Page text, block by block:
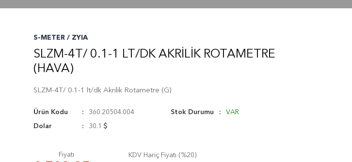
S-METER / ZYIA
SLZM-4T/ 0.1-1 LT/DK AKRILIK ROTAMETRE
(HAVA)
SLZM-4T/ 0.1-1 lt/dk Akrilik Rotametre (G)
Ürün Kodu 360.20504.004 Stok Durumu VAR
Dolar 30.1
Fiyatı KDV Hariç Fiyatı ( %20 )